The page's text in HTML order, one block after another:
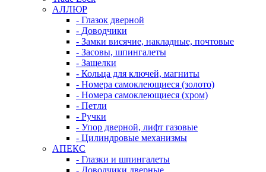
АЛЛЮР
- Глазок дверной
- Доводчики
- Замки висячие, накладные, почтовые
- Засовы, шпингалеты
- Защелки
- Кольца для ключей, магниты
- Номера самоклеющиеся (золото)
- Номера самоклеющиеся (хром)
- Петли
- Ручки
- Упор дверной, лифт газовые
- Цилиндровые механизмы
АПЕКС
- Глазки и шпингалеты
- Доводчики дверные